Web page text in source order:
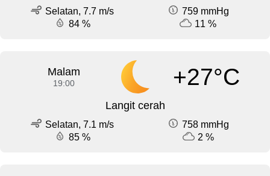
Selatan, 7.7 m/s
759 mmHg
84 %
11 %
Malam
19:00 +27°C
Langit cerah
Selatan, 7.1 m/s
758 mmHg
85 %
2 %